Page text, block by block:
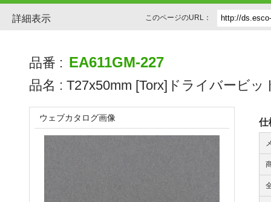
詳細表示 このページのURL：
品番 : EA611GM-227
品名 : T27x50mm [Torx]ドライバービッ
仕
ウェブカタログ画像